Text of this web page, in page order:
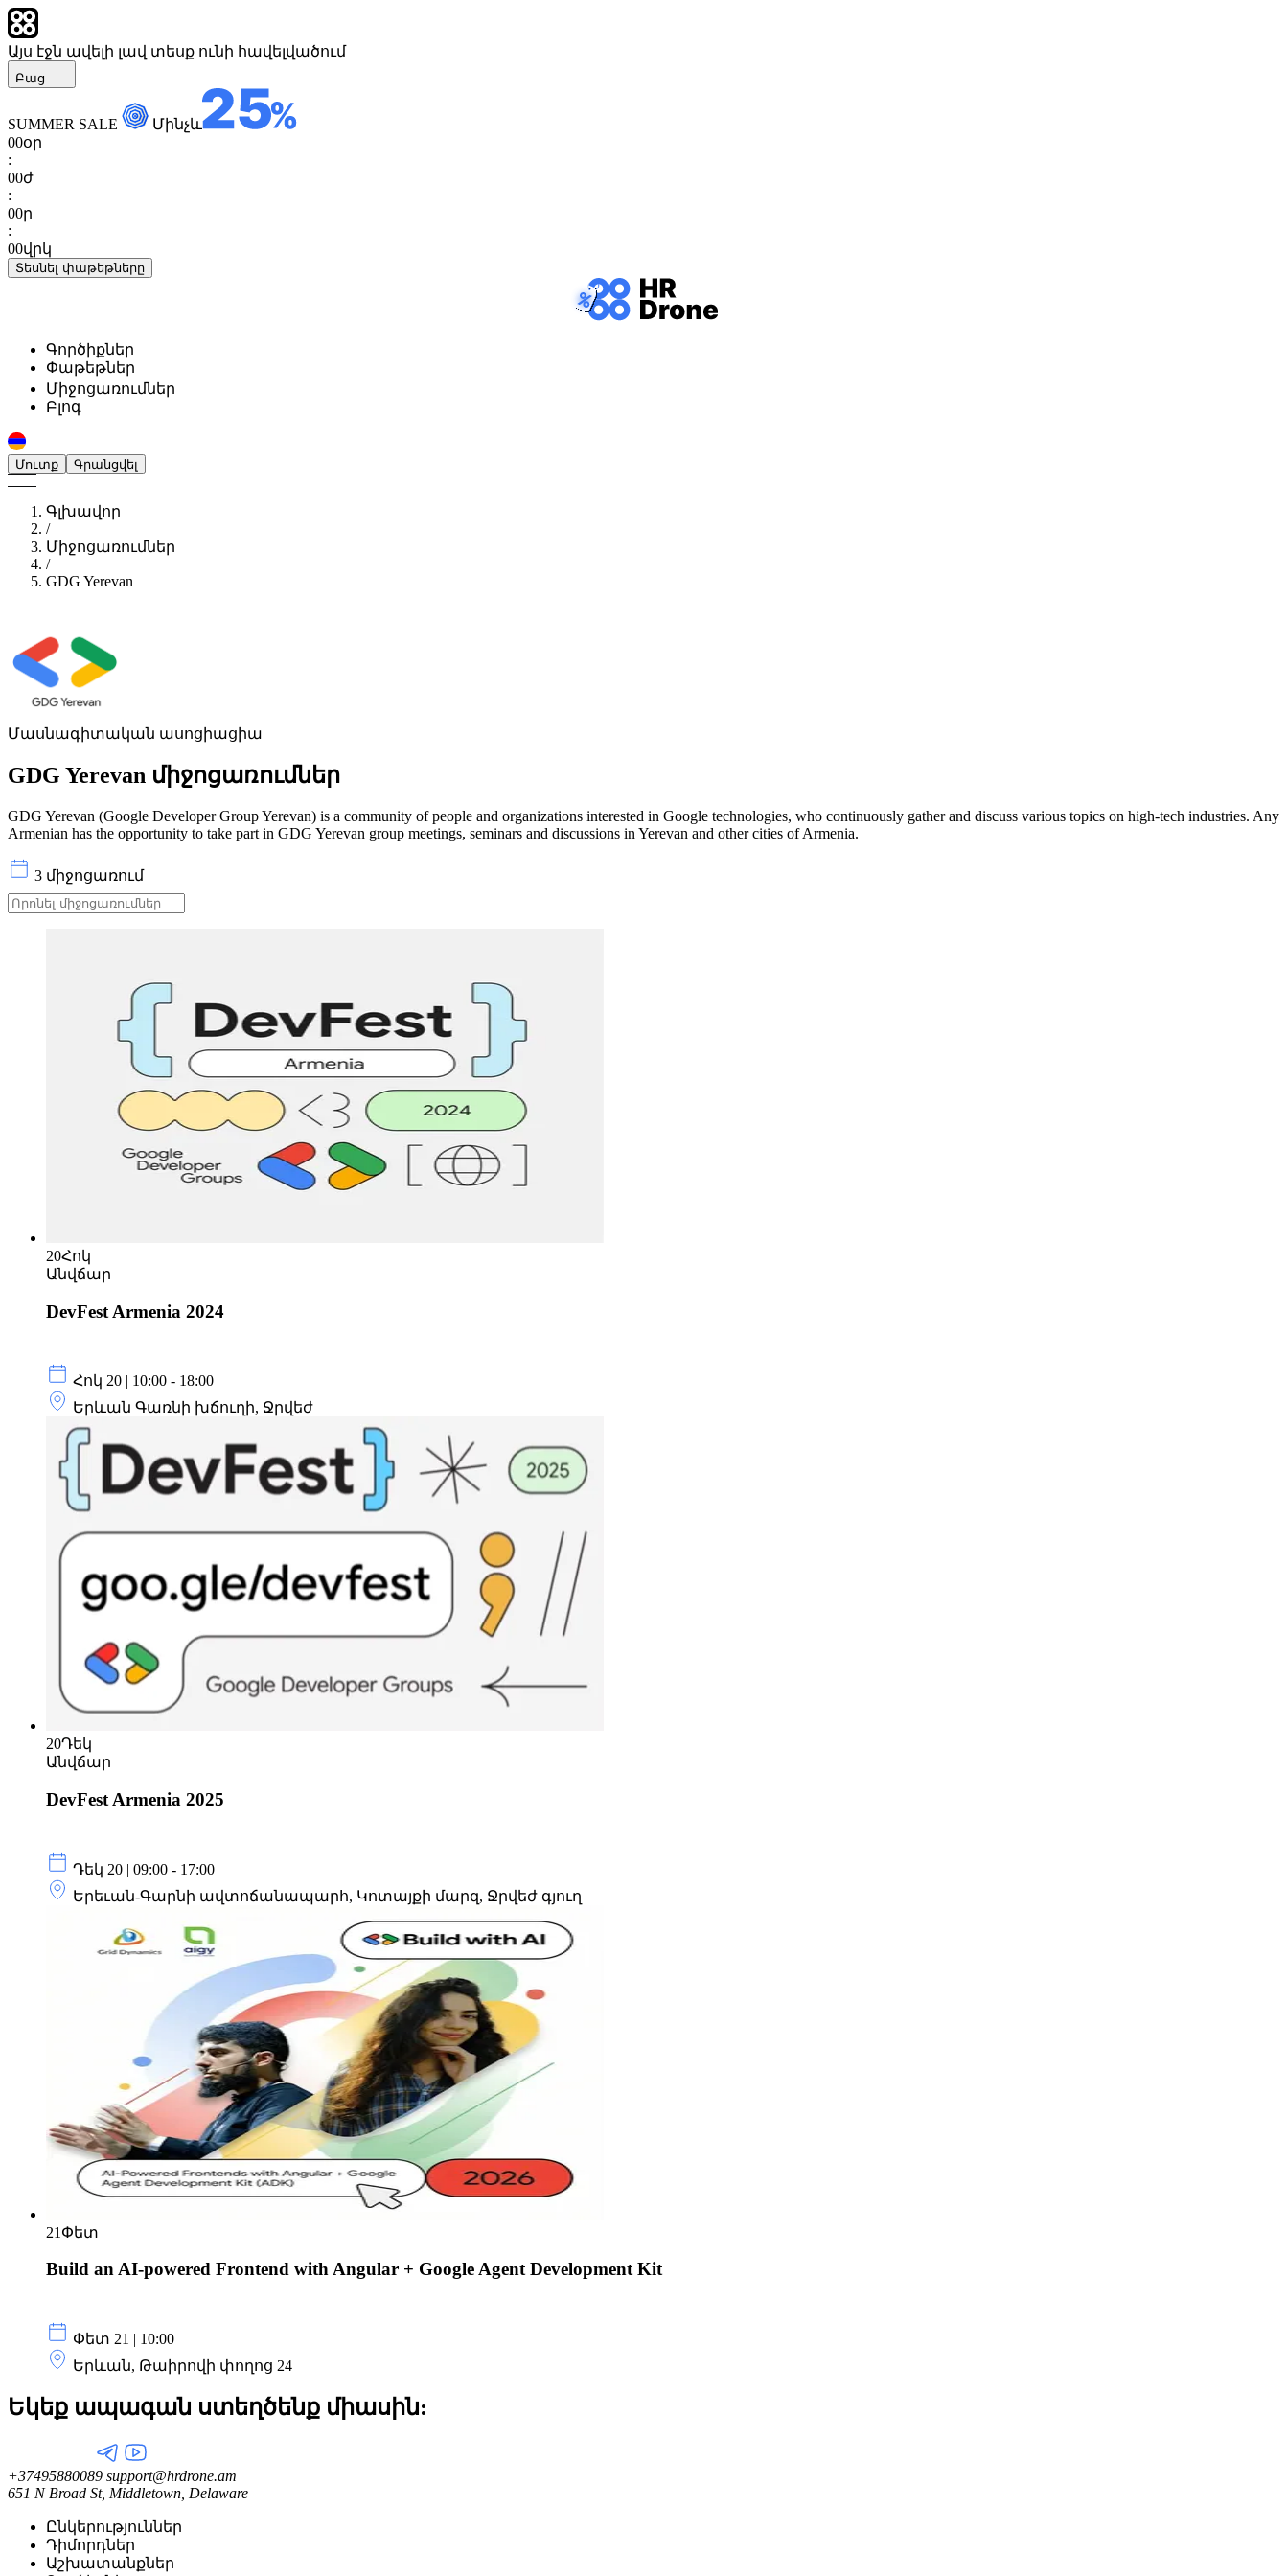
Այս էջն ավելի լավ տեսք ունի հավելվածում
Բաց
SUMMER SALE
Մինչև
00օր
:
00ժ
:
00ր
:
00վրկ
Տեսնել փաթեթները
Գործիքներ
Փաթեթներ
Միջոցառումներ
Բլոգ
Մուտք Գրանցվել
Գլխավոր
/
Միջոցառումներ
/
GDG Yerevan
Մասնագիտական ասոցիացիա
GDG Yerevan միջոցառումներ
GDG Yerevan (Google Developer Group Yerevan) is a community of people and organizations interested in Google technologies, who continuously gather and discuss various topics on high-tech industries. Any
Armenian has the opportunity to take part in GDG Yerevan group meetings, seminars and discussions in Yerevan and other cities of Armenia.
3 միջոցառում
20Հոկ
Անվճար
DevFest Armenia 2024
Հոկ 20 | 10:00 - 18:00
Երևան Գառնի խճուղի, Ջրվեժ
20Դեկ
Անվճար
DevFest Armenia 2025
Դեկ 20 | 09:00 - 17:00
Երեւան-Գարնի ավտոճանապարհ, Կոտայքի մարզ, Ջրվեժ գյուղ
21 Փետ
Build an AI-powered Frontend with Angular + Google Agent Development Kit
Փետ 21 | 10:00
Երևան, Թաիրովի փողոց 24
Եկեք ապագան ստեղծենք միասին:
+37495880089 support@hrdrone.am
651 N Broad St, Middletown, Delaware
Ընկերություններ
Դիմորդներ
Աշխատանքներ